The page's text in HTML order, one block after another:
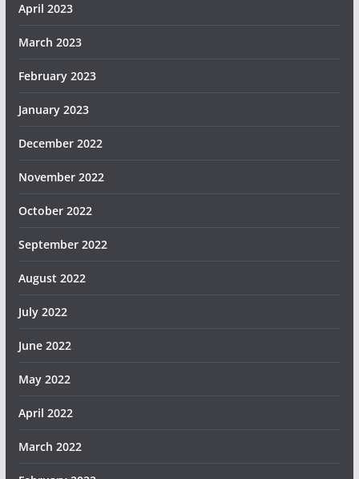
April 2023
March 2023
February 2023
January 2023
December 2022
November 2022
October 2022
September 2022
August 2022
July 2022
June 2022
May 2022
April 2022
March 2022